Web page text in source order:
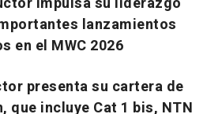
lanzamientos
en el MWC 2026
presenta su cartera de
que incluye Cat 1 bis, NTN